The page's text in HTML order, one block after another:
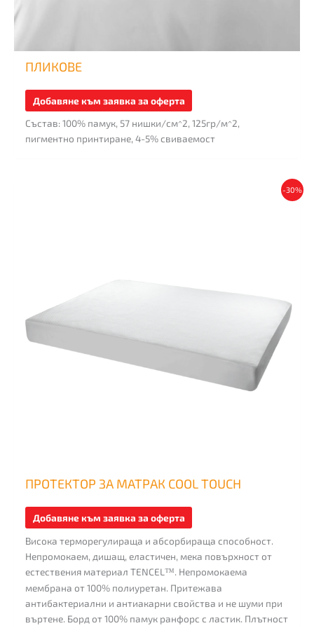
ПЛИКОВЕ
Добавяне към заявка за оферта
Състав: 100% памук, 57 нишки/см^2, 125гр/м^2,
пигментно принтиране, 4-5% свиваемост
-30%
ПРОТЕКТОР ЗА МАТРАК COOL TOUCH
Добавяне към заявка за оферта
Висока терморегулираща и абсорбираща способност.
Непромокаем, дишащ, еластичен, мека повърхност от
естествения материал TENCEL™. Непромокаема
мембрана от 100% полиуретан. Притежава
антибактериални и антиакарни свойства и не шуми при
въртене. Борд от 100% памук ранфорс с ластик. Плътност